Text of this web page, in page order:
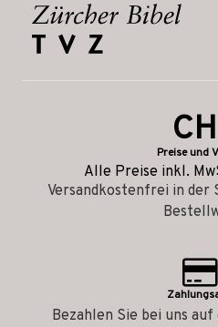
Preise und
Alle Preise inkl.
Versandkostenfrei in der
Bezahlen Sie bei uns